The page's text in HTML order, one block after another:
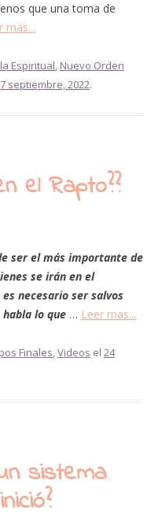
que una toma de
mas...
Espiritual, Nuevo Orden
7 septiembre, 2022.
el Rapto??
ser el más importante de
se irán en el
necesario ser salvos
lo que … Leer mas...
Finales,Videos el 24
sistema